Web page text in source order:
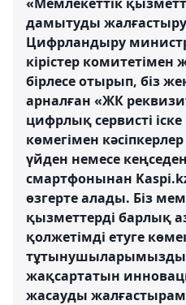
дамытуды
Цифрландыру
кірістер
бірлесе отырып, біз
арналған «ЖК
цифрлық сервисті
көмегімен
үйден немесе
смартфонынан
өзгерте алады. Біз
қызметтерді барлық
қолжетімді етуге
жақсартатын
жасауды